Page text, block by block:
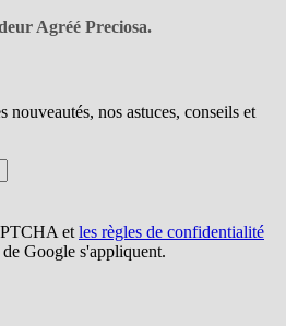
Agréé Preciosa.
nouveautés, nos astuces, conseils et
etles règles de confidentialité
de Google s'appliquent.